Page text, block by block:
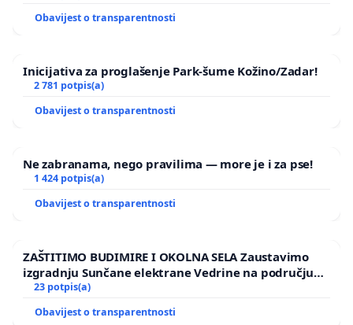
Obavijest o transparentnosti
Inicijativa za proglašenje Park-šume Kožino/Zadar!
2 781 potpis(a)
Obavijest o transparentnosti
Ne zabranama, nego pravilima — more je i za pse!
1 424 potpis(a)
Obavijest o transparentnosti
ZAŠTITIMO BUDIMIRE I OKOLNA SELA Zaustavimo
izgradnju Sunčane elektrane Vedrine na području
Ugljana
23 potpis(a)
Obavijest o transparentnosti